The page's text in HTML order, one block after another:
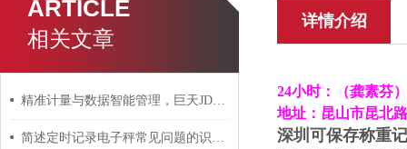
ARTICLE
相关文章
精准计量与数据智能管理，巨天JDT-WN-Q20S智能桌秤
简述定时记录电子秤常见问题的识别与解决方法
详情介绍
24小时：（龚素芬
地址：昆山市昆北
深圳可保存称重